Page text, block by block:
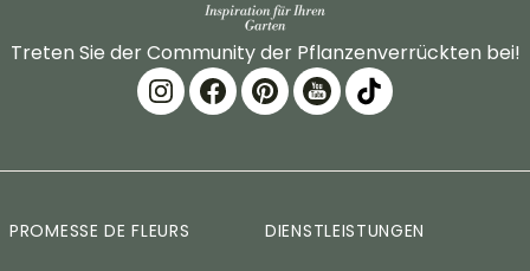
Treten Sie der Community der Pflanzenverrückten bei!
PROMESSE DE FLEURS DIENSTLEISTUNGEN